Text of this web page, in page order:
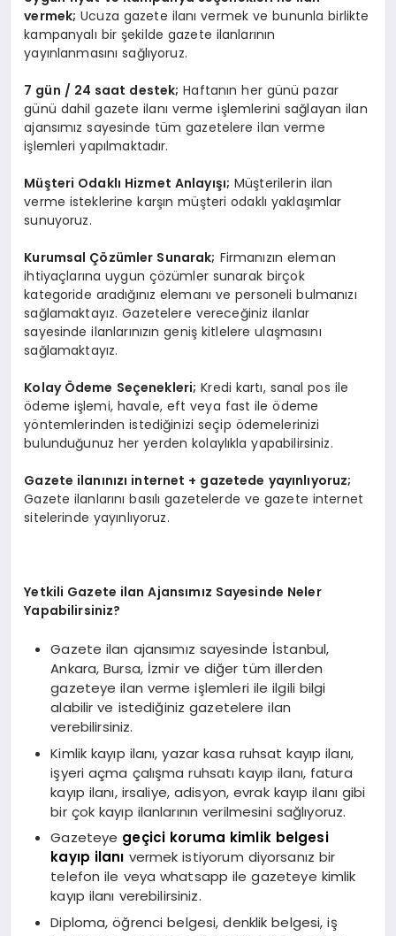
vermek; Ucuza gazete ilanı vermek ve bununla birlikte
kampanyalı bir şekilde gazete ilanlarının
yayınlanmasını sağlıyoruz.
7 gün / 24 saat destek; Haftanın her günü pazar
günü dahil gazete ilanı verme işlemlerini sağlayan ilan
ajansımız sayesinde tüm gazetelere ilan verme
işlemleri yapılmaktadır.
Müşteri Odaklı Hizmet Anlayışı; Müşterilerin ilan
verme isteklerine karşın müşteri odaklı yaklaşımlar
sunuyoruz.
Kurumsal Çözümler Sunarak; Firmanızın eleman
ihtiyaçlarına uygun çözümler sunarak birçok
kategoride aradığınız elemanı ve personeli bulmanızı
sağlamaktayız. Gazetelere vereceğiniz ilanlar
sayesinde ilanlarınızın geniş kitlelere ulaşmasını
sağlamaktayız.
Kolay Ödeme Seçenekleri; Kredi kartı, sanal pos ile
ödeme işlemi, havale, eft veya fast ile ödeme
yöntemlerinden istediğinizi seçip ödemelerinizi
bulunduğunuz her yerden kolaylıkla yapabilirsiniz.
Gazete ilanınızı internet + gazetede yayınlıyoruz;
Gazete ilanlarını basılı gazetelerde ve gazete internet
sitelerinde yayınlıyoruz.
Yetkili Gazete ilan Ajansımız Sayesinde Neler
Yapabilirsiniz?
Gazete ilan ajansımız sayesinde İstanbul,
Ankara, Bursa, İzmir ve diğer tüm illerden
gazeteye ilan verme işlemleri ile ilgili bilgi
alabilir ve istediğiniz gazetelere ilan
verebilirsiniz.
Kimlik kayıp ilanı, yazar kasa ruhsat kayıp ilanı,
işyeri açma çalışma ruhsatı kayıp ilanı, fatura
kayıp ilanı, irsaliye, adisyon, evrak kayıp ilanı gibi
bir çok kayıp ilanlarının verilmesini sağlıyoruz.
Gazeteye geçici koruma kimlik belgesi
kayıp ilanı vermek istiyorum diyorsanız bir
telefon ile veya whatsapp ile gazeteye kimlik
kayıp ilanı verebilirsiniz.
Diploma, öğrenci belgesi, denklik belgesi, iş